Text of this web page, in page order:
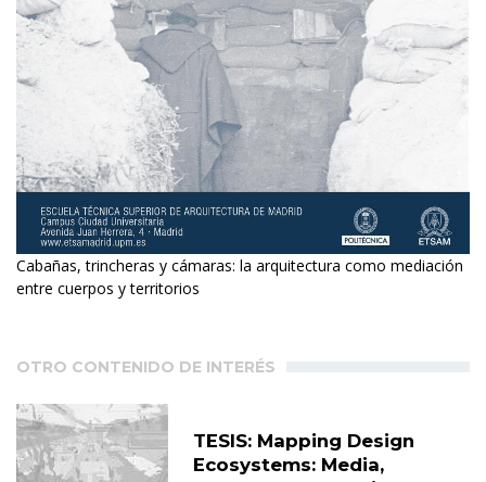
Cabañas, trincheras y cámaras: la arquitectura como mediación
entre cuerpos y territorios
OTRO CONTENIDO DE INTERÉS
TESIS: Mapping Design
Ecosystems: Media,